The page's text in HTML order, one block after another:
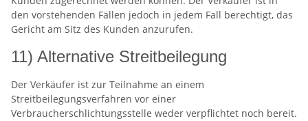
den vorstehenden Fällen jedoch in jedem Fall berechtigt, das
Gericht am Sitz des Kunden anzurufen.
11) Alternative Streitbeilegung
Der Verkäufer ist zur Teilnahme an einem
Streitbeilegungsverfahren vor einer
Verbraucherschlichtungsstelle weder verpflichtet noch bereit.